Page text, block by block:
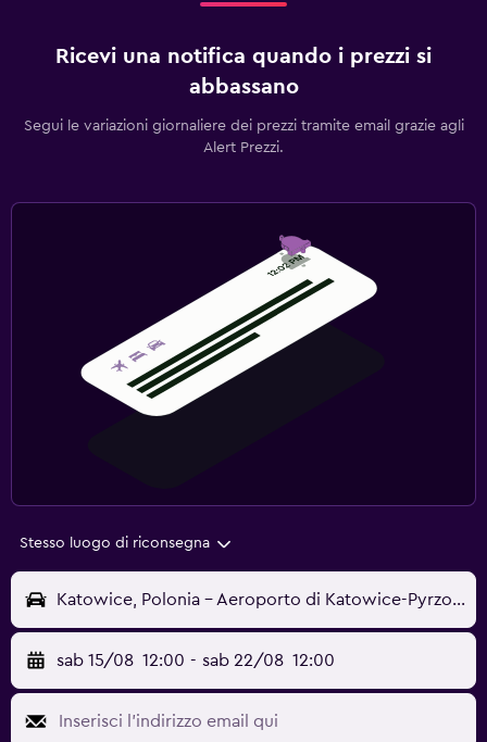
Ricevi una notifica quando i prezzi si
abbassano
Segui le variazioni giornaliere dei prezzi tramite email grazie agli
Alert Prezzi.
Stesso luogo di riconsegna
Katowice, Polonia - Aeroporto di Katowice-Pyrzowice (KTW)
sab 15/08 12:00 - sab 22/08 12:00